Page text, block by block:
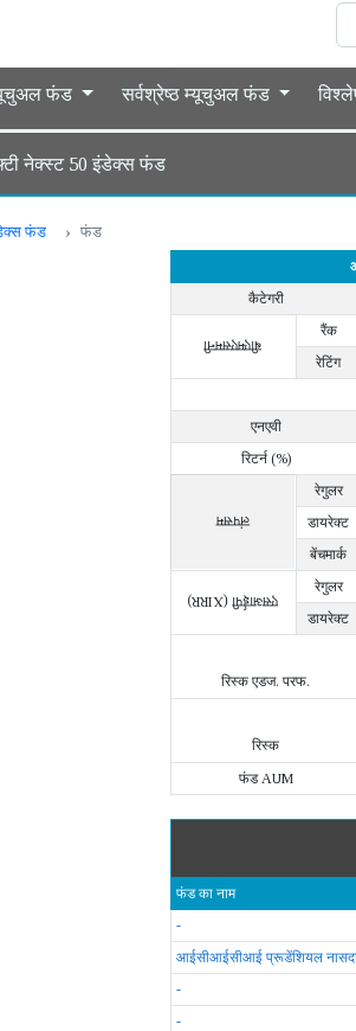
फंड सर्वश्रेष्ठ म्यूचुअल फंड
नेक्स्ट 50 इंडेक्स फंड
फंड फंड
कैटेगरी
बीएमएसमनी
रैंक
रेटिंग
एनएवी
रिटर्न (%)
लंपसम
रेगुलर
डायरेक्ट
बेंचमार्क
एसआईपी (XIRR)
रेगुलर
डायरेक्ट
रिस्क एडज. परफ.
रिस्क
फंड AUM
फंड का नाम
-
आईसीआईसीआई प्रूडेंशियल
-
-